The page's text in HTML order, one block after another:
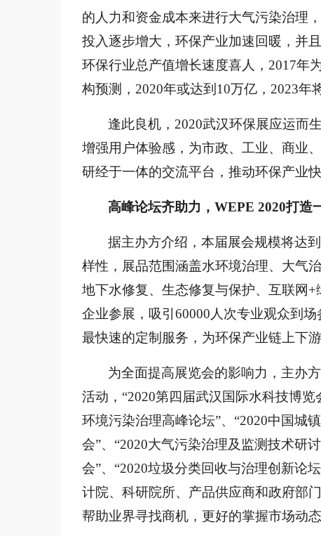
的人力和资金成本来进行大气污染治理
投入逐步增大，环保产业加速回暖，并
环保行业总产值增长速度喜人，2017年
构预测，2020年或达到10万亿，2023年
逢此良机， 2020武汉环保展应运而
增强用户体验感，为市政、工业、商业
研经于一体的交流平台，推动环保产业
高峰论坛齐助力， WEPE 2020打造
据主办方介绍，本届展会规模将达到
样性，展品范围涵盖水环境治理、大气
地下水修复、生态修复与保护、互联网
企业参展，吸引60000人次专业观众到
最快速的定制服务，为环保产业链上下
为全面提高展览会的影响力，主办
活动，“2020第四届武汉国际水科技博
环境污染治理高峰论坛”、 “2020中国城
会”、“2020大气污染治理及监测技术研
会”、“2020垃圾分类回收与治理创新论坛
计院、科研院所、产品供应商和政府部
帮助业界寻找商机，更好的掌握市场动态